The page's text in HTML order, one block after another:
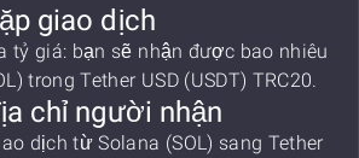
giao dịch
tỷ giá: bạn sẽ nhận được bao nhiêu
trong Tether USD (USDT) TRC20.
chỉ người nhận
dịch từ Solana (SOL) sang Tether